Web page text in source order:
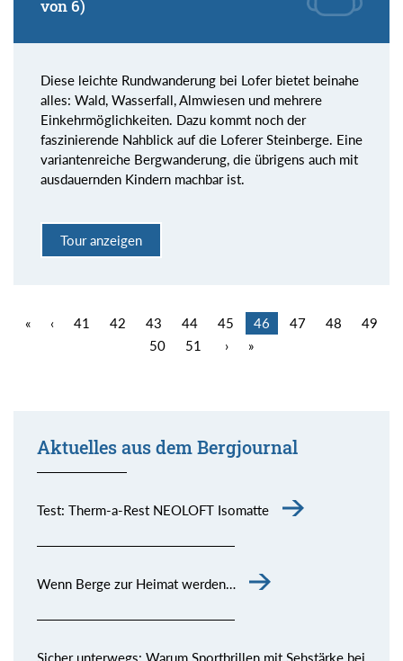
von 6)
Diese leichte Rundwanderung bei Lofer bietet beinahe
alles: Wald, Wasserfall, Almwiesen und mehrere
Einkehrmöglichkeiten. Dazu kommt noch der
faszinierende Nahblick auf die Loferer Steinberge. Eine
variantenreiche Bergwanderung, die übrigens auch mit
ausdauernden Kindern machbar ist.
Tour anzeigen
« ‹ 41 42 43 44 45 46 47 48
49
50
51 › »
Aktuelles aus dem Bergjournal
Test: Therm-a-Rest NEOLOFT Isomatte
Wenn Berge zur Heimat werden…
Sicher unterwegs: Warum Sportbrillen mit Sehstärke bei